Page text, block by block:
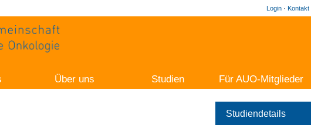
Login · Kontakt
Über uns Studien Für AUO-Mitglieder
Studiendetails